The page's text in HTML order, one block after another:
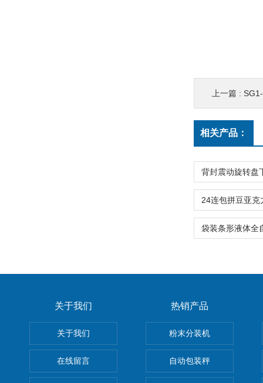
上一篇 :
相关产品：
关于我们
关于我们
在线留言
热销产品
粉末分装机
自动包装秤